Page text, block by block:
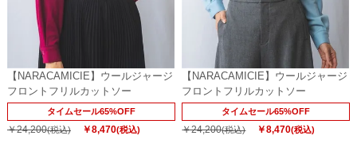
【NARACAMICIE】ウールジャージ
フロントフリルカットソー
タイムセール65%OFF
￥24,200(税込) ￥8,470(税込)
【NARACAMICIE】ウールジャージ
フロントフリルカットソー
タイムセール65%OFF
￥24,200(税込) ￥8,470(税込)